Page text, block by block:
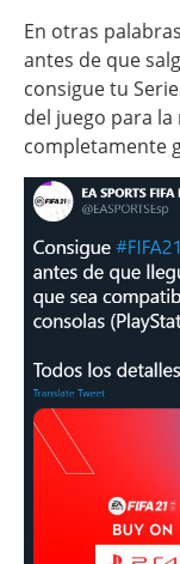
En otras
antes de que
consigue tu
del juego para
completamente